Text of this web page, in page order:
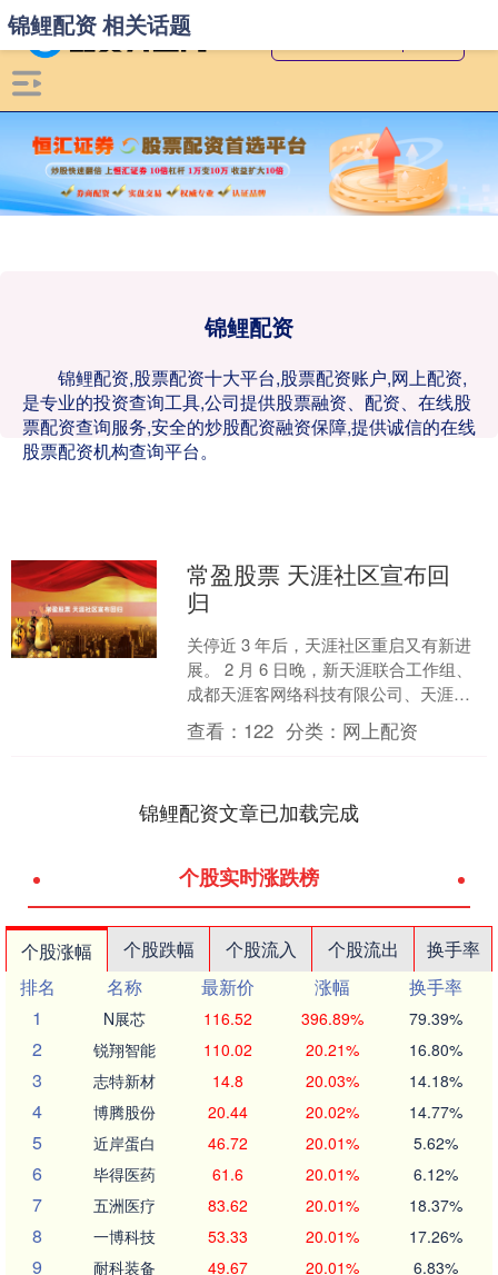
锦鲤配资
锦鲤配资,股票配资十大平台,股票配资账户,网上配资,
是专业的投资查询工具,公司提供股票融资、配资、在线股
票配资查询服务,安全的炒股配资融资保障,提供诚信的在线
股票配资机构查询平台。
锦鲤配资 相关话题
常盈股票 天涯社区宣布回
归
关停近 3 年后，天涯社区重启又有新进
展。 2 月 6 日晚，新天涯联合工作组、
成都天涯客网络科技有限公司、天涯好
东西（海南）电子商务有限公司发布联
合公告称，正....
查看： 122 分类： 网上配资
锦鲤配资文章已加载完成
个股实时涨跌榜
个股涨幅 个股跌幅 个股流入 个股流出
换手率
排名
名称 最新价 涨幅
换手率
1
N展芯 116.52 396.89% 79.39%
2 锐翔智能 110.02 20.21% 16.80%
3 志特新材 14.8 20.03% 14.18%
4 博腾股份 20.44 20.02% 14.77%
5 近岸蛋白 46.72 20.01% 5.62%
6 毕得医药 61.6 20.01% 6.12%
7 五洲医疗 83.62 20.01% 18.37%
8 一博科技 53.33 20.01% 17.26%
9 耐科装备 49.67 20.01% 6.83%